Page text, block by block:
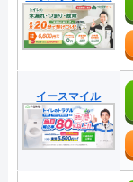
イースマイル